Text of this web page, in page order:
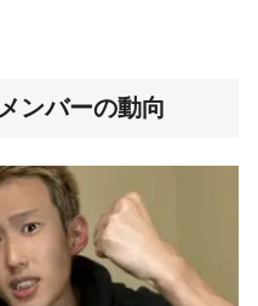
ンバーの動向